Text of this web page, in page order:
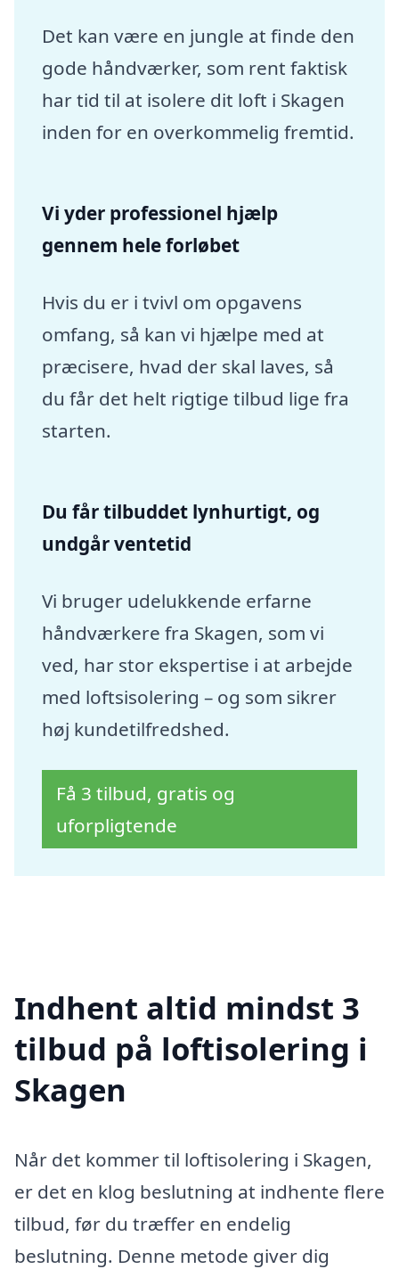
Det kan være en jungle at finde den
gode håndværker, som rent faktisk
har tid til at isolere dit loft i Skagen
inden for en overkommelig fremtid.
Vi yder professionel hjælp
gennem hele forløbet
Hvis du er i tvivl om opgavens
omfang, så kan vi hjælpe med at
præcisere, hvad der skal laves, så
du får det helt rigtige tilbud lige fra
starten.
Du får tilbuddet lynhurtigt, og
undgår ventetid
Vi bruger udelukkende erfarne
håndværkere fra Skagen, som vi
ved, har stor ekspertise i at arbejde
med loftsisolering – og som sikrer
høj kundetilfredshed.
Få 3 tilbud, gratis og
uforpligtende
Indhent altid mindst 3
tilbud på loftisolering i
Skagen
Når det kommer til loftisolering i Skagen,
er det en klog beslutning at indhente flere
tilbud, før du træffer en endelig
beslutning. Denne metode giver dig